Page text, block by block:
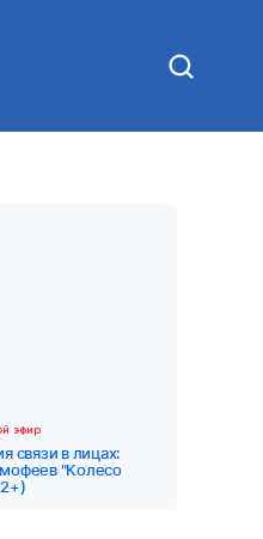
эфир
связи в лицах:
"Колесо